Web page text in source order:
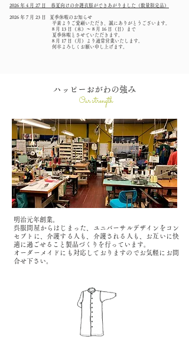
2026 年 4 月 27 日 春夏向けの介護衣服ができあがりました（数量限定品）
2026 年 7 月 23 日
夏季休暇のお知らせ
平素よりご愛顧いただき、誠にありがとうございます。
8 月 13 日（木）～ 8 月 16 日（日）まで
夏季休暇とさせていただきます。
8 月 17 日（月）より通常営業いたします。
何卒よろしくお願い申し上げます。
​ハッピーおがわの強み
Our strength
明治元年創業。
呉服問屋からはじまった、ユニバーサルデザインをコン
セプトに、介護する人も、介護される人も、お互いに快
適に過ごせること製品づくりを行っています。
​オーダーメイドにも対応しておりますのでお気軽にお問
合せ下さい。